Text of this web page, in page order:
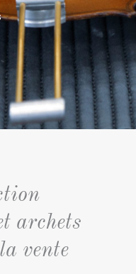
archets
vente